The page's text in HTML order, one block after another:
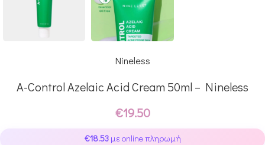
Nineless
A-Control Azelaic Acid Cream 50ml – Nineless
€19.50
€18.53με online πληρωμή